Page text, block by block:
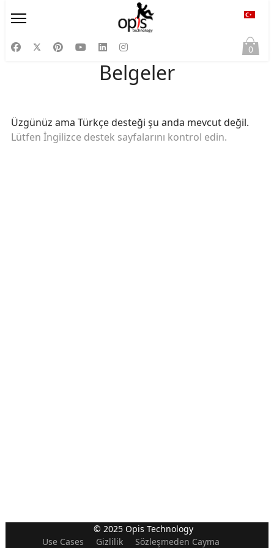
0
Belgeler
Üzgünüz ama Türkçe desteği şu anda mevcut değil.
Lütfen İngilizce destek sayfalarını kontrol edin.
© 2025 Opis Technology
Use Cases
Gizlilik Sözleşmeden Cayma